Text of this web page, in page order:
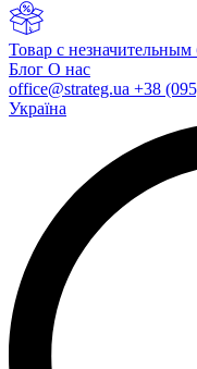
Товар с незначительным
Блог О нас
office@strateg.ua +38
Україна